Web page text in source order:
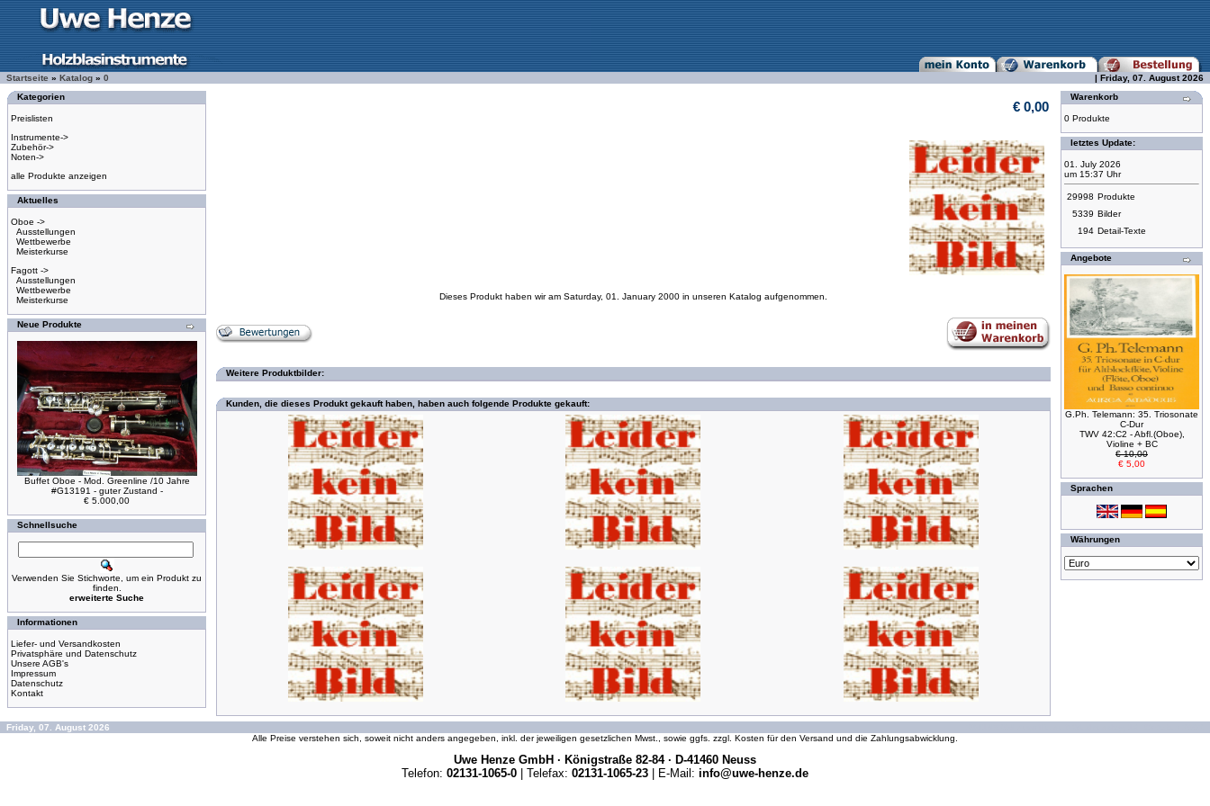
Startseite » Katalog » 0
| Friday, 07. August 2026
Kategorien
Preislisten
Instrumente->
Zubehör->
Noten->
alle Produkte anzeigen
Aktuelles
Oboe ->
Ausstellungen
Wettbewerbe
Meisterkurse
Fagott ->
Ausstellungen
Wettbewerbe
Meisterkurse
Neue Produkte
Buffet Oboe - Mod. Greenline /10 Jahre
#G13191 - guter Zustand -
€ 5.000,00
Schnellsuche
Verwenden Sie Stichworte, um ein Produkt zu
finden.
erweiterte Suche
Informationen
Liefer- und Versandkosten
Privatsphäre und Datenschutz
Unsere AGB's
Impressum
Datenschutz
Kontakt
€ 0,00
Dieses Produkt haben wir am Saturday, 01. January 2000 in unseren Katalog aufgenommen.
Weitere Produktbilder:
Kunden, die dieses Produkt gekauft haben, haben auch folgende Produkte gekauft:
Warenkorb
0 Produkte
letztes Update:
01. July 2026
um 15:37 Uhr
29998 Produkte
5339 Bilder
194 Detail-Texte
Angebote
G.Ph. Telemann: 35. Triosonate
C-Dur
TWV 42:C2 - Abfl.(Oboe),
Violine + BC
€ 10,00
€ 5,00
Sprachen
Währungen
Friday, 07. August 2026
Alle Preise verstehen sich, soweit nicht anders angegeben, inkl. der jeweiligen gesetzlichen Mwst., sowie ggfs. zzgl. Kosten für den Versand und die Zahlungsabwicklung.
Uwe Henze GmbH · Königstraße 82-84 · D-41460 Neuss
Telefon: 02131-1065-0 | Telefax: 02131-1065-23 | E-Mail: info@uwe-henze.de